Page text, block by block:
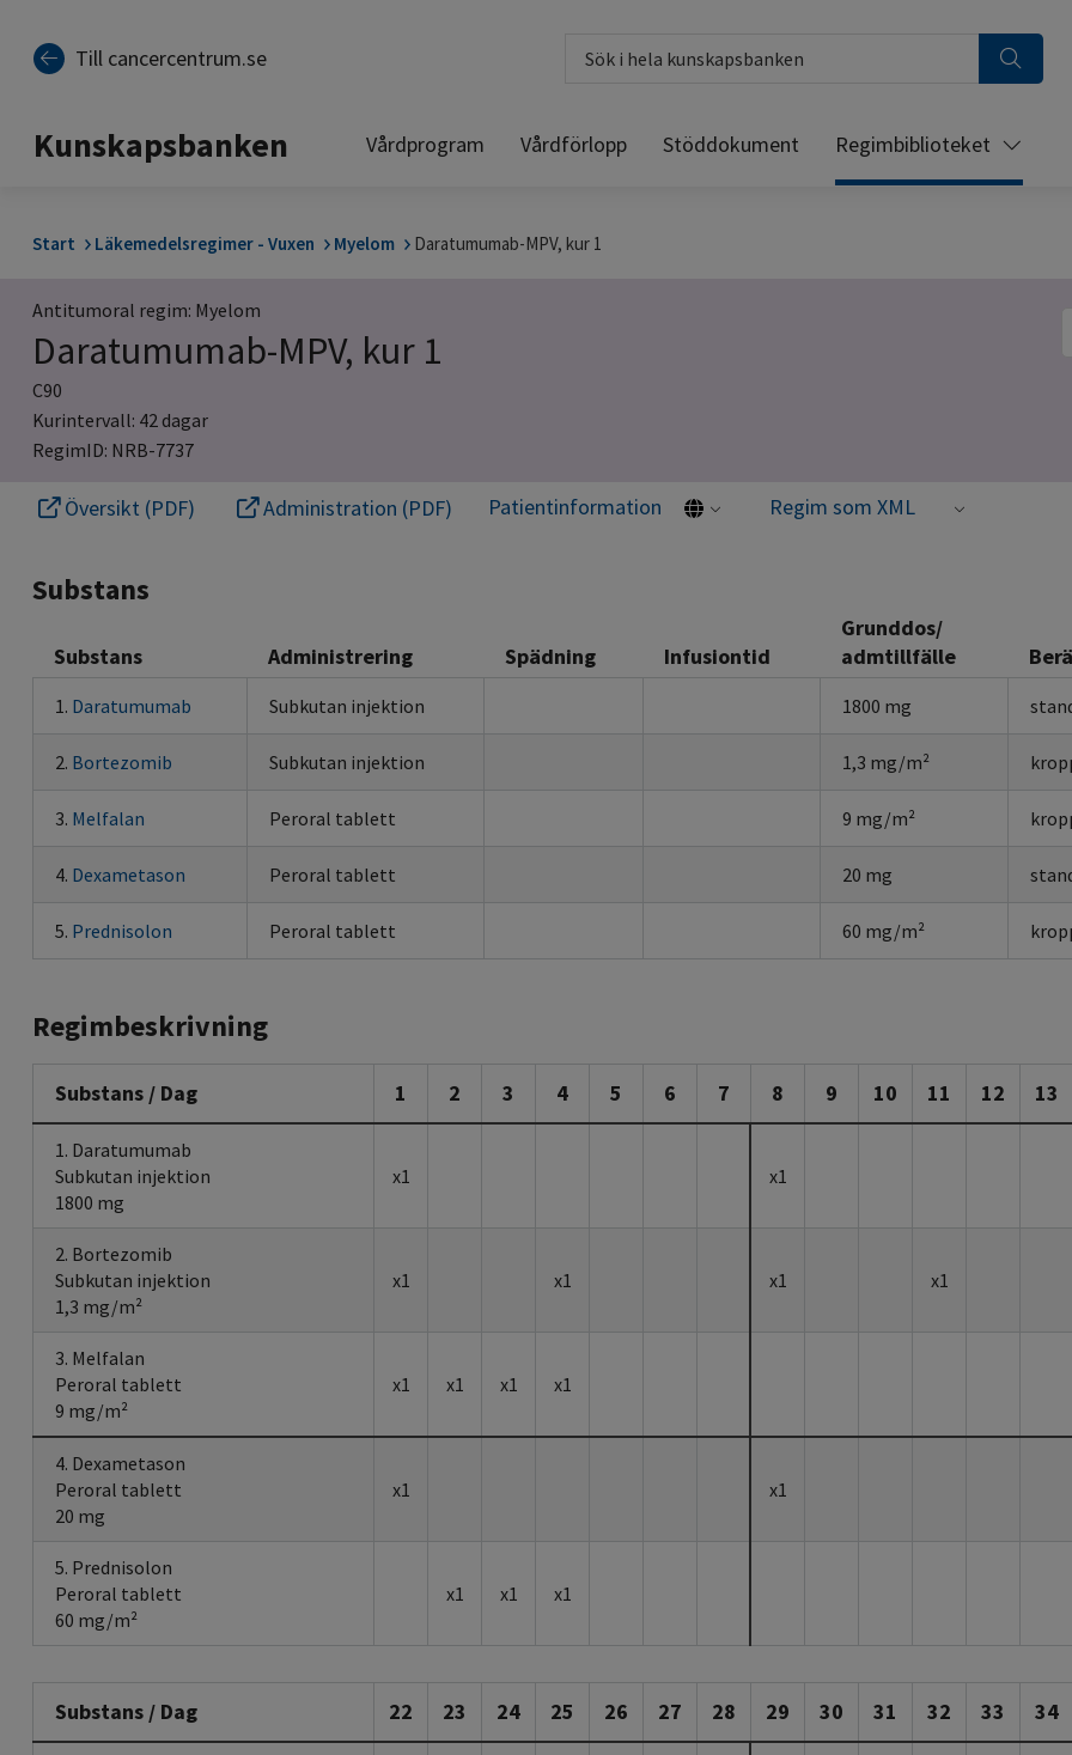
Till cancercentrum.se
Kunskapsbanken Vårdprogram Vårdförlopp Stöddokument Regimbiblioteket
Start Läkemedelsregimer - Vuxen Myelom Daratumumab-MPV, kur 1
Antitumoral regim: Myelom
Daratumumab-MPV, kur 1
C90
Kurintervall: 42 dagar
RegimID: NRB-7737
Översikt (PDF) Administration (PDF) Patientinformation Regim som XML
Substans
Substans Administrering Spädning Infusiontid
Grunddos/
admtillfälle
1. Daratumumab Subkutan injektion 1800 mg
2. Bortezomib Subkutan injektion 1,3 mg/m²
3. Melfalan Peroral tablett 9 mg/m²
4. Dexametason Peroral tablett 20 mg
5. Prednisolon Peroral tablett 60 mg/m²
Regimbeskrivning
Substans / Dag 1 2 3 4 5 6 7 8 9 10 11 12 13
1. Daratumumab
Subkutan injektion
1800 mg
x1 x1
2. Bortezomib
Subkutan injektion
1,3 mg/m²
x1 x1 x1 x1
3. Melfalan
Peroral tablett
9 mg/m²
x1 x1 x1 x1
4. Dexametason
Peroral tablett
20 mg
x1 x1
5. Prednisolon
Peroral tablett
60 mg/m²
x1 x1 x1
Substans / Dag 22 23 24 25 26 27 28 29 30 31 32 33 34